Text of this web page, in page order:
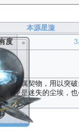
本源星漩
度
3
方
者专属契物，用以突破
使是迷失的尘埃，也